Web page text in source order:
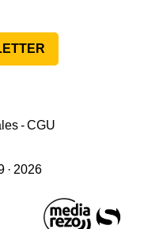
- CGU
· 2026